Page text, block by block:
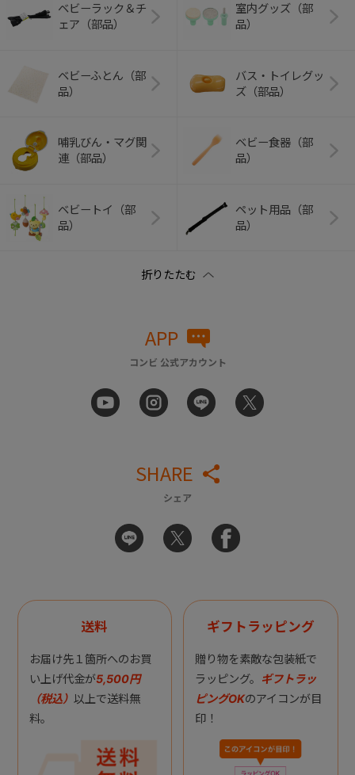
ベビーラック＆チ
ェア（部品）
室内グッズ（部
品）
ベビーふとん（部
品）
バス・トイレグッ
ズ（部品）
哺乳びん・マグ関
連（部品）
ベビー食器（部
品）
ベビートイ（部
品）
ペット用品（部
品）
APP
コンビ 公式アカウント
SHARE
シェア
送料
お届け先１箇所へのお買
い上げ代金が5,500円
（税込） 以上で送料無
料。
ギフトラッピング
贈り物を素敵な包装紙で
ラッピング。 ギフトラッ
ピングOKのアイコンが目
印！